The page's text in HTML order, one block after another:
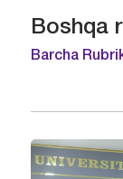
Boshqa
Barcha